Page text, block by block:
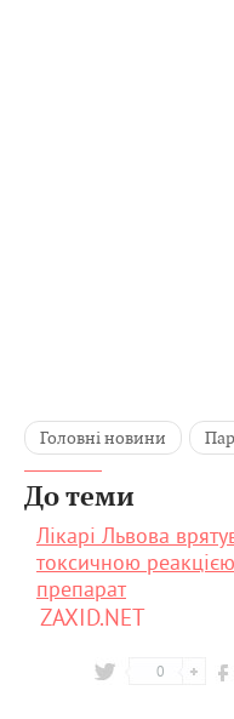
Головні новини
До теми
Лікарі Львова
токсичною
препарат
ZAXID.NET
0